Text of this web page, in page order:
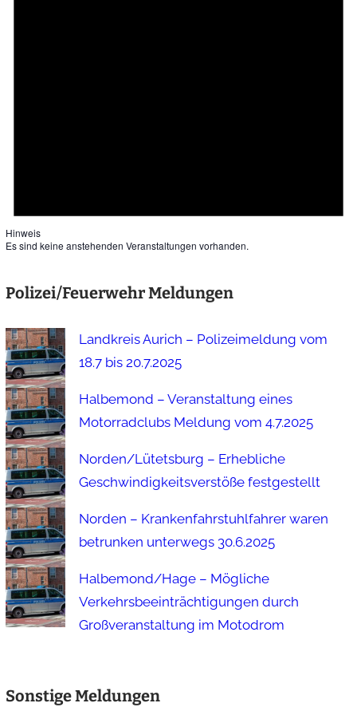
Hinweis
Es sind keine anstehenden Veranstaltungen vorhanden.
Polizei/Feuerwehr Meldungen
Landkreis Aurich – Polizeimeldung vom
18.7 bis 20.7.2025
Halbemond – Veranstaltung eines
Motorradclubs Meldung vom 4.7.2025
Norden/Lütetsburg – Erhebliche
Geschwindigkeitsverstöße festgestellt
Norden – Krankenfahrstuhlfahrer waren
betrunken unterwegs 30.6.2025
Halbemond/Hage – Mögliche
Verkehrsbeeinträchtigungen durch
Großveranstaltung im Motodrom
Sonstige Meldungen